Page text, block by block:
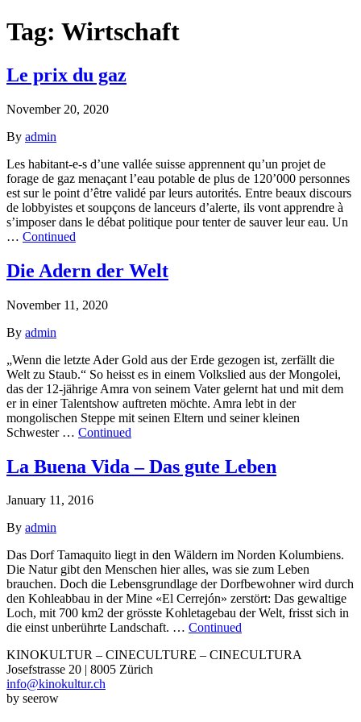
Tag: Wirtschaft
Le prix du gaz
November 20, 2020
By admin
Les habitant-e-s d’une vallée suisse apprennent qu’un projet de
forage de gaz menaçant l’eau potable de plus de 120’000 personnes
est sur le point d’être validé par leurs autorités. Entre beaux discours
de lobbyistes et soupçons de lanceurs d’alerte, ils vont apprendre à
s’imposer dans le débat politique pour tenter de sauver leur eau. Un
… Continued
Die Adern der Welt
November 11, 2020
By admin
„Wenn die letzte Ader Gold aus der Erde gezogen ist, zerfällt die
Welt zu Staub.“ So heisst es in einem Volkslied aus der Mongolei,
das der 12-jährige Amra von seinem Vater gelernt hat und mit dem
er in einer Talentshow auftreten möchte. Amra lebt in der
mongolischen Steppe mit seinen Eltern und seiner kleinen
Schwester … Continued
La Buena Vida – Das gute Leben
January 11, 2016
By admin
Das Dorf Tamaquito liegt in den Wäldern im Norden Kolumbiens.
Die Natur gibt den Menschen hier alles, was sie zum Leben
brauchen. Doch die Lebensgrundlage der Dorfbewohner wird durch
den Kohleabbau in der Mine «El Cerrejón» zerstört: Das gewaltige
Loch, mit 700 km2 der grösste Kohletagebau der Welt, frisst sich in
die einst unberührte Landschaft. … Continued
KINOKULTUR – CINECULTURE – CINECULTURA
Josefstrasse 20 | 8005 Zürich
info@kinokultur.ch
by seerow